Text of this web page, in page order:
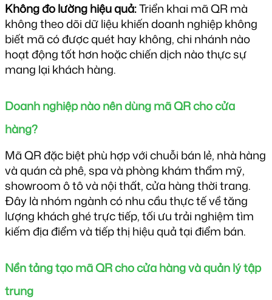
Không đo lường hiệu quả: Triển khai mã QR mà
không theo dõi dữ liệu khiến doanh nghiệp không
biết mã có được quét hay không, chi nhánh nào
hoạt động tốt hơn hoặc chiến dịch nào thực sự
mang lại khách hàng.
Doanh nghiệp nào nên dùng mã QR cho cửa
hàng?
Mã QR đặc biệt phù hợp với chuỗi bán lẻ, nhà hàng
và quán cà phê, spa và phòng khám thẩm mỹ,
showroom ô tô và nội thất, cửa hàng thời trang.
Đây là nhóm ngành có nhu cầu thực tế về tăng
lượng khách ghé trực tiếp, tối ưu trải nghiệm tìm
kiếm địa điểm và tiếp thị hiệu quả tại điểm bán.
Nền tảng tạo mã QR cho cửa hàng và quản lý tập
trung